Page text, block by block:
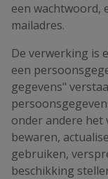
een wachtwoord,
mailadres.
De verwerking is
een
gegevens"
onder andere het
bewaren,
gebruiken,
beschikking